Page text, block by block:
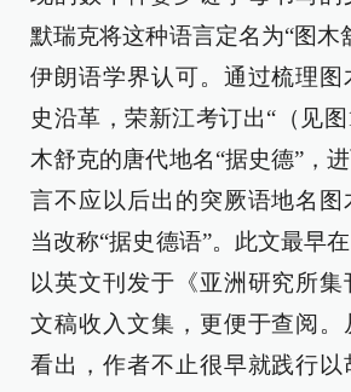
默瑞克将这种语言定名为“图木
伊朗语学界认可。通过梳理
史沿革，荣新江考订出“（见
木舒克的唐代地名“据史德”，
言不应以后出的突厥语地名图
当改称“据史德语”。此文最早
以英文刊发于《亚洲研究所集
文稿收入文集，更便于查阅。
看出，作者不止很早就践行